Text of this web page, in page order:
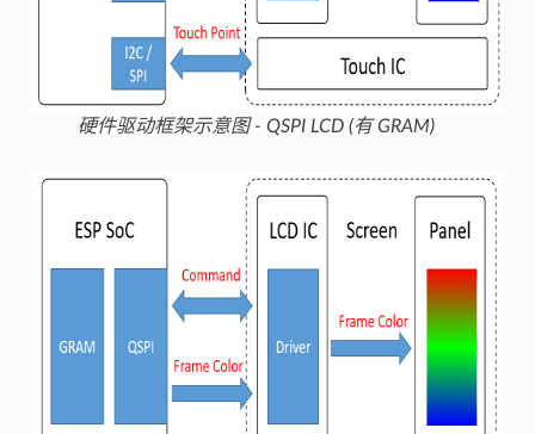
硬件驱动框架示意图 - QSPI LCD (有 GRAM)